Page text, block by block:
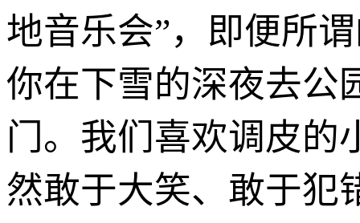
地音乐会”，即便所
你在下雪的深夜去公
门。我们喜欢调皮的
然敢于大笑、敢于犯